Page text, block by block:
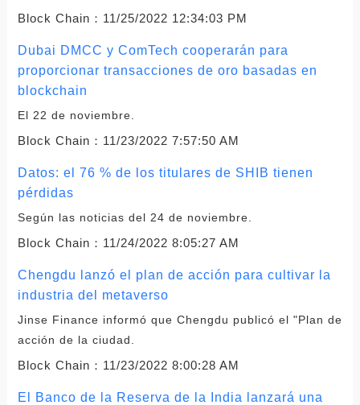
Block Chain： 11/25/2022 12:34:03 PM
Dubai DMCC y ComTech cooperarán para
proporcionar transacciones de oro basadas en
blockchain
El 22 de noviembre.
Block Chain： 11/23/2022 7:57:50 AM
Datos: el 76 % de los titulares de SHIB tienen
pérdidas
Según las noticias del 24 de noviembre.
Block Chain： 11/24/2022 8:05:27 AM
Chengdu lanzó el plan de acción para cultivar la
industria del metaverso
Jinse Finance informó que Chengdu publicó el "Plan de
acción de la ciudad.
Block Chain： 11/23/2022 8:00:28 AM
El Banco de la Reserva de la India lanzará una